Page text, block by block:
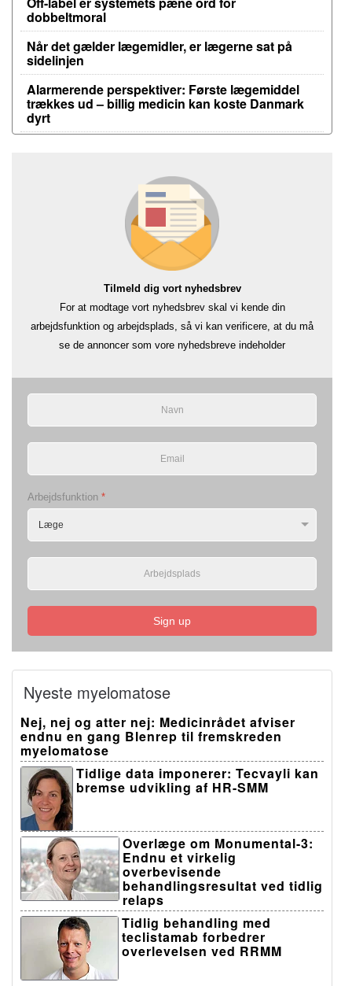
dobbeltmoral
Når det gælder lægemidler, er lægerne sat på
sidelinjen
Alarmerende perspektiver: Første lægemiddel
trækkes ud – billig medicin kan koste Danmark
dyrt
Tilmeld dig vort nyhedsbrev
For at modtage vort nyhedsbrev skal vi kende din
arbejdsfunktion og arbejdsplads, så vi kan verificere, at du må
se de annoncer som vore nyhedsbreve indeholder
Arbejdsfunktion *
Sign up
Nyeste myelomatose
Nej, nej og atter nej: Medicinrådet afviser
endnu en gang Blenrep til fremskreden
myelomatose
Tidlige data imponerer: Tecvayli kan
bremse udvikling af HR-SMM
Overlæge om Monumental-3:
Endnu et virkelig
overbevisende
behandlingsresultat ved tidlig
relaps
Tidlig behandling med
teclistamab forbedrer
overlevelsen ved RRMM